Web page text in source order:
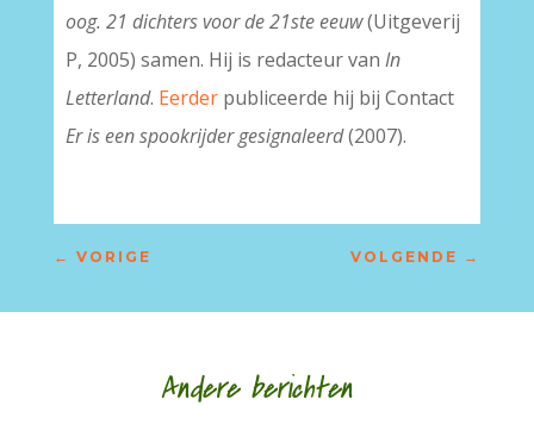
oog. 21 dichters voor de 21ste eeuw(Uitgeverij
P, 2005) samen. Hij is redacteur van In
Letterland. Eerderpubliceerde hij bij Contact
Er is een spookrijder gesignaleerd(2007).
← VORIGE VOLGENDE →
Andere berichten